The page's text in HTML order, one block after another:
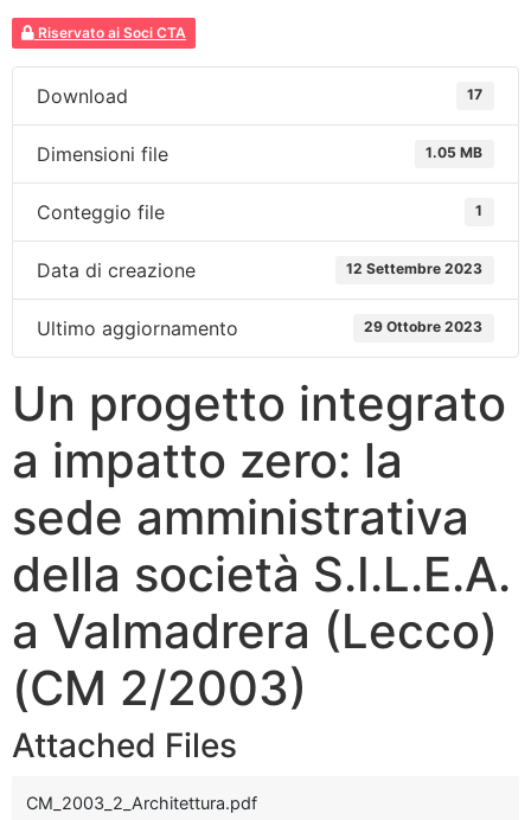
Riservato ai Soci CTA
Download 17
Dimensioni file 1.05 MB
Conteggio file 1
Data di creazione 12 Settembre 2023
Ultimo aggiornamento 29 Ottobre 2023
Un progetto integrato
a impatto zero: la
sede amministrativa
della società S.I.L.E.A.
a Valmadrera (Lecco)
(CM 2/2003)
Attached Files
CM_2003_2_Architettura.pdf